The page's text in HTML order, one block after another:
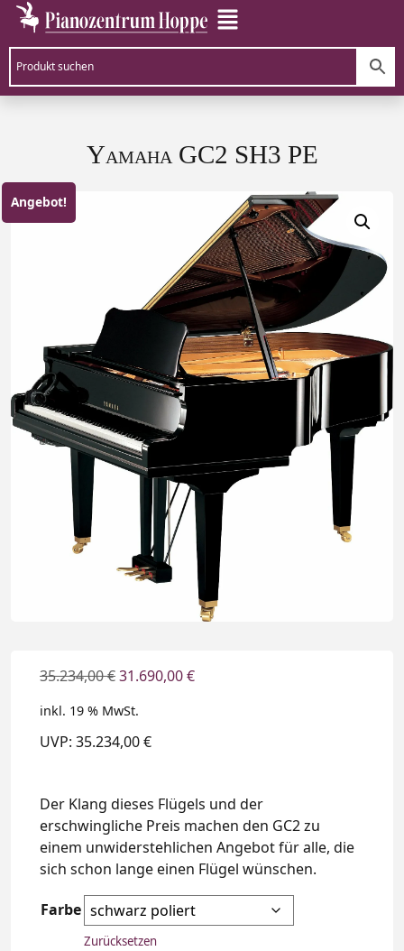
Yamaha GC2 SH3 PE
Angebot!
35.234,00€31.690,00€
inkl. 19 % MwSt.
UVP: 35.234,00 €
Der Klang dieses Flügels und der
erschwingliche Preis machen den GC2 zu
einem unwiderstehlichen Angebot für alle, die
sich schon lange einen Flügel wünschen.
Farbe
Zurücksetzen